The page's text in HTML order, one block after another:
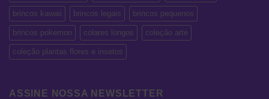
brincos kawaii brincos legais brincos pequenos
brincos pokemon colares longos coleção arte
coleção plantas flores e insetos
ASSINE NOSSA NEWSLETTER